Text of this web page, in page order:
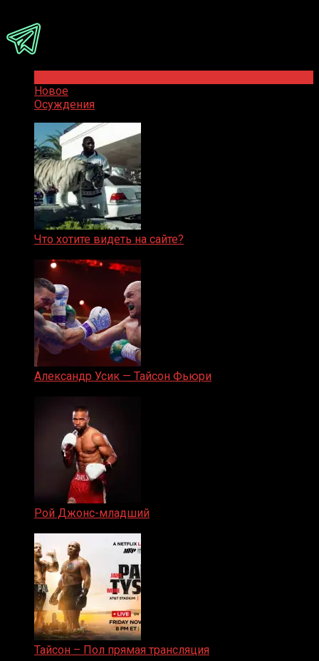
Новое
Осуждения
Что хотите видеть на сайте?
Александр Усик — Тайсон Фьюри
Рой Джонс-младший
Тайсон – Пол прямая трансляция